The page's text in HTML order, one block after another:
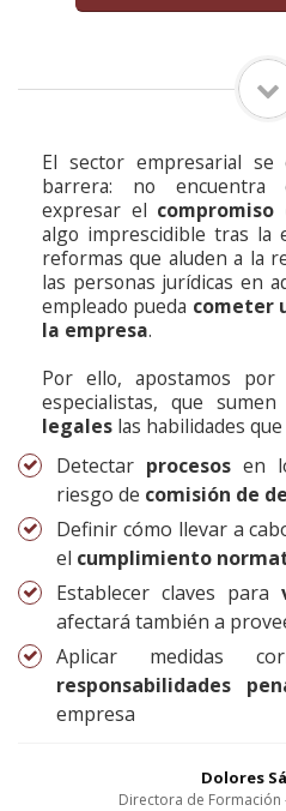
El sector empresarial
barrera: no encuentra
expresar el
algo imprescidible tras la
reformas que aluden a la
las personas jurídicas en
empleado pueda cometer
la empresa.
Por ello, apostamos
especialistas, que
legales las habilidades
Detectar procesosen
riesgo de comisión de
Definir cómo llevar a
el cumplimiento
Establecer claves para
afectará también a
Aplicar medidas
responsabilidades
empresa
Dolores
Directora de Formación